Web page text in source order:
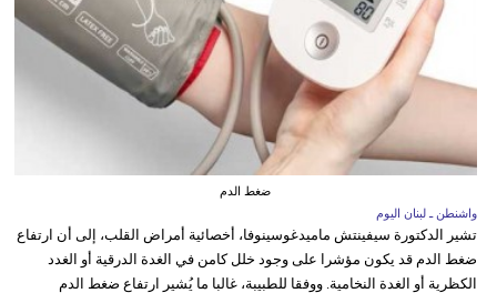
ضغط الدم
واشنطن ـ لبنان اليوم
تشير الدكتورة سيفينتش ماميدغوسينوفا، أخصائية أمراض القلب، إلى أن ارتفاع
ضغط الدم قد يكون مؤشرا على وجود خلل كامن في الغدة الدرقية أو الغدد
الكظرية أو الغدة النخامية. ووفقا للطبيبة، غالبا ما يُشير ارتفاع ضغط الدم